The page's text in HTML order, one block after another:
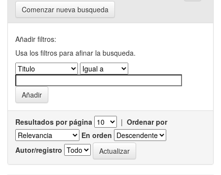
Comenzar nueva busqueda
Añadir filtros:
Usa los filtros para afinar la busqueda.
Resultados por página | Ordenar por
En orden
Autor/registro